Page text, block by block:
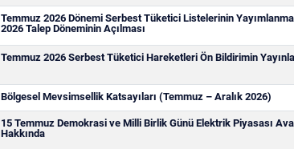
Temmuz 2026 Dönemi Serbest Tüketici Listelerinin
2026 Talep Döneminin Açılması
Temmuz 2026 Serbest Tüketici Hareketleri Ön Bildirimin
Bölgesel Mevsimsellik Katsayıları (Temmuz – Aralık 2026)
15 Temmuz Demokrasi ve Milli Birlik Günü Elektrik Piyasası
Hakkında